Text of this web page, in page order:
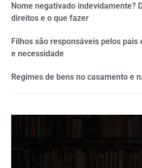
Nome negativado indevidamente?
direitos e o que fazer
Filhos são responsáveis pelos pais
e necessidade
Regimes de bens no casamento e